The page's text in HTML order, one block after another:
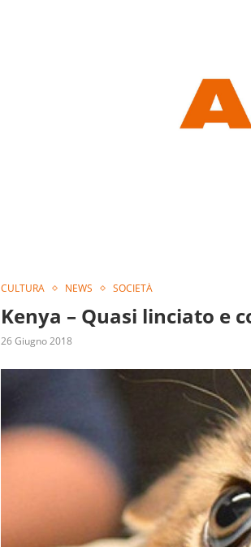
CULTURA NEWS SOCIETÀ
Kenya – Quasi linciato e
26 Giugno 2018